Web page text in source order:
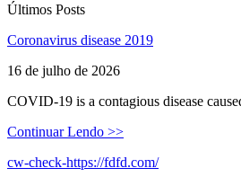
Últimos Posts
Coronavirus disease 2019
16 de julho de 2026
COVID-19 is a contagious disease
Continuar Lendo >>
cw-check-https://fdfd.com/